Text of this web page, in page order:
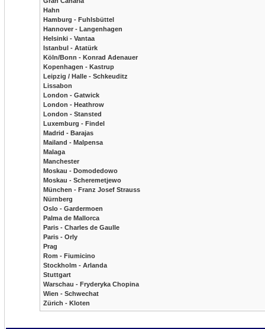
Hahn
Hamburg - Fuhlsbüttel
Hannover - Langenhagen
Helsinki - Vantaa
Istanbul - Atatürk
Köln/Bonn - Konrad Adenauer
Kopenhagen - Kastrup
Leipzig / Halle - Schkeuditz
Lissabon
London - Gatwick
London - Heathrow
London - Stansted
Luxemburg - Findel
Madrid - Barajas
Mailand - Malpensa
Malaga
Manchester
Moskau - Domodedowo
Moskau - Scheremetjewo
München - Franz Josef Strauss
Nürnberg
Oslo - Gardermoen
Palma de Mallorca
Paris - Charles de Gaulle
Paris - Orly
Prag
Rom - Fiumicino
Stockholm - Arlanda
Stuttgart
Warschau - Fryderyka Chopina
Wien - Schwechat
Zürich - Kloten